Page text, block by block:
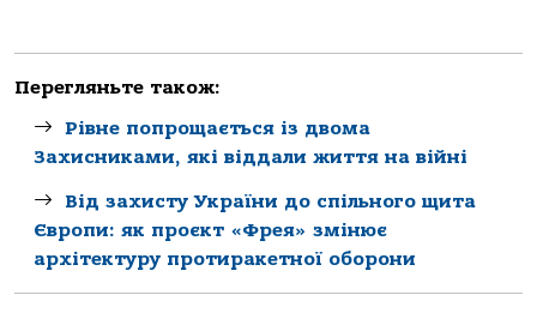
Перегляньте також:
Рівне попрощається із двома
Захисниками, які віддали життя на війні
Від захисту України до спільного щита
Європи: як проєкт «Фрея» змінює
архітектуру протиракетної оборони